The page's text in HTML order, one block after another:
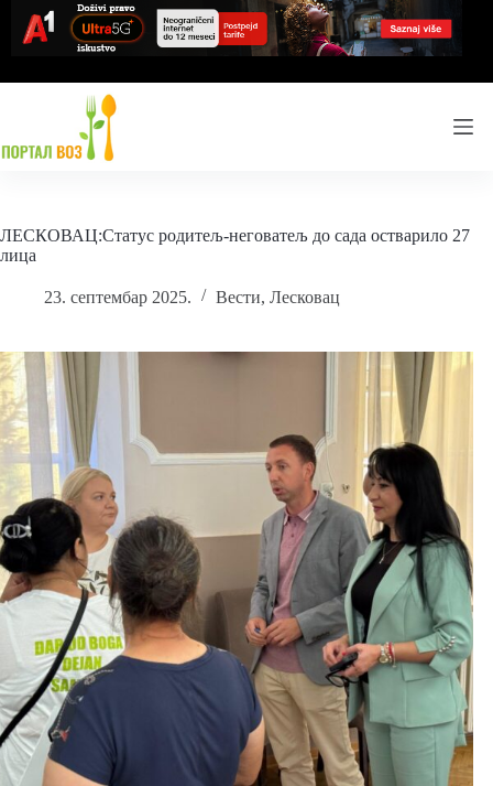
content
ЛЕСКОВАЦ:Статус родитељ-неговатељ до сада остварило 27
лица
23. септембар 2025. Вести, Лесковац